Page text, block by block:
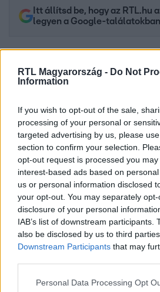
RTL Magyarország - Do Not
Information
If you wish to opt-out of the sale,
processing of your personal or
targeted advertising by us, please
section to confirm your selection.
opt-out request is processed you
interest-based ads based on
us or personal information disclosed
your opt-out. You may separately
disclosure of your personal
IAB’s list of downstream participants.
also be disclosed by us to third
Downstream Participants that may
Please note that this website/app
Personal Data Processing Opt
Itt állítsd be, hogy az RTL.hu
legyen a Google-
Kövess minket, és értesülj a
Facebookon is!
Követem